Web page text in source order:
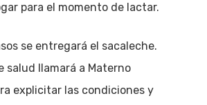
para el momento de lactar.
se entregará el sacaleche.
salud llamará a Materno
explicitar las condiciones y